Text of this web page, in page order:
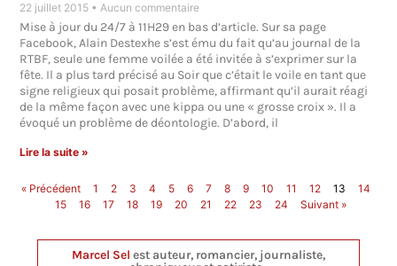
22 juillet 2015 Aucun commentaire
Mise à jour du 24/7 à 11H29 en bas d’article. Sur sa page
Facebook, Alain Destexhe s’est ému du fait qu’au journal de la
RTBF, seule une femme voilée a été invitée à s’exprimer sur la
fête. Il a plus tard précisé au Soir que c’était le voile en tant que
signe religieux qui posait problème, affirmant qu’il aurait réagi
de la même façon avec une kippa ou une « grosse croix ». Il a
évoqué un problème de déontologie. D’abord, il
Lire la suite »
« Précédent 1 2 3 4 5 6 7 8 9 10 11 12 13
14
15
16 17 18 19 20 21 22 23 24 Suivant »
Marcel Sel est auteur, romancier, journaliste,